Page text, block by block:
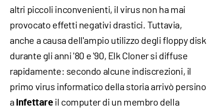
altri piccoli inconvenienti, il virus non ha mai
provocato effetti negativi drastici. Tuttavia,
anche a causa dell'ampio utilizzo degli floppy disk
durante gli anni '80 e '90, Elk Cloner si diffuse
rapidamente: secondo alcune indiscrezioni, il
primo virus informatico della storia arrivò persino
a infettareil computer di un membro della